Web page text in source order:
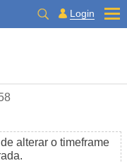
Login
alterar o timeframe